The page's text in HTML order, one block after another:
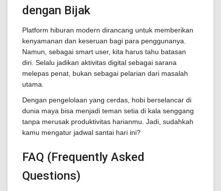
dengan Bijak
Platform hiburan modern dirancang untuk memberikan
kenyamanan dan keseruan bagi para penggunanya.
Namun, sebagai smart user, kita harus tahu batasan
diri. Selalu jadikan aktivitas digital sebagai sarana
melepas penat, bukan sebagai pelarian dari masalah
utama.
Dengan pengelolaan yang cerdas, hobi berselancar di
dunia maya bisa menjadi teman setia di kala senggang
tanpa merusak produktivitas harianmu. Jadi, sudahkah
kamu mengatur jadwal santai hari ini?
FAQ (Frequently Asked
Questions)